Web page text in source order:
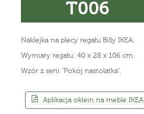
T006
Naklejka na plecy regału Billy IKEA.
Wymiary regału: 40 x 28 x 106 cm.
Wzór z serii "Pokój nastolatka".
Aplikacja oklein na meble IKEA